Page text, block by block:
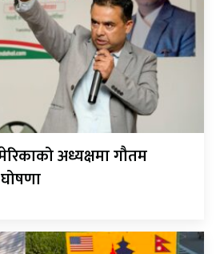
अध्यक्षमा गौतम